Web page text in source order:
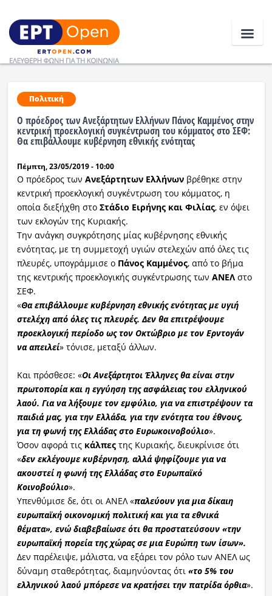
Ειδήσεις
Ελλάδα
Πολιτική
Οικονομία
Αθλητικά
Κόσμος
Ραδιόφωνο
Εκπομπές
Πολιτισμός
Πολιτική
Ο πρόεδρος των Ανεξάρτητων Ελλήνων Πάνος Καμμένος στην
κεντρική προεκλογική συγκέντρωση του κόμματος στο ΣΕΦ:
Θα επιβάλλουμε κυβέρνηση εθνικής ενότητας
Πέμπτη, 23/05/2019 - 10:00
Ο πρόεδρος των Ανεξάρτητων Ελλήνωνβρέθηκε στην
κεντρική προεκλογική συγκέντρωση του κόμματος, η
οποία διεξήχθη στο Στάδιο Ειρήνης και Φιλίας, εν όψει
των εκλογών της Κυριακής.
Την ανάγκη συγκρότησης μίας κυβέρνησης εθνικής
ενότητας, με τη συμμετοχή υγιών στελεχών από όλες τις
πλευρές, υπογράμμισε ο Πάνος Καμμένος, από το βήμα
της κεντρικής προεκλογικής συγκέντρωσης των ΑΝΕΛστο
ΣΕΦ.
«Θα επιβάλλουμε κυβέρνηση εθνικής ενότητας με υγιή
στελέχη από όλες τις πλευρές. Δεν θα επιτρέψουμε
προεκλογική περίοδο ως τον Οκτώβριο με τον Ερντογάν
να απειλεί» τόνισε, μεταξύ άλλων.
Και πρόσθεσε: «Οι Ανεξάρτητοι Έλληνες θα είναι στην
πρωτοπορία και η εγγύηση της ασφάλειας του ελληνικού
λαού. Για να λήξουμε τον εμφύλιο, για να επιστρέψουν τα
παιδιά μας, για την Ελλάδα, για την ενότητα του έθνους,
για τη φωνή της Ελλάδας στο Ευρωκοινοβούλιο».
Όσον αφορά τις κάλπεςτης Κυριακής, διευκρίνισε ότι
«δεν εκλέγουμε κυβέρνηση, αλλά ψηφίζουμε για να
ακουστεί η φωνή της Ελλάδας στο Ευρωπαϊκό
Κοινοβούλιο».
Υπενθύμισε δε, ότι οι ΑΝΕΛ «παλεύουν για μια δίκαιη
ευρωπαϊκή οικονομική πολιτική και για τα εθνικά
θέματα», ενώ διαβεβαίωσε ότι θα προστατεύσουν «την
ευρωπαϊκή πορεία της χώρας σε μια Ευρώπη των ίσων».
Δεν παρέλειψε, μάλιστα, να εξάρει τον ρόλο των ΑΝΕΛ ως
δύναμη σταθερότητας, διαμηνύοντας ότι «το 5% του
ελληνικού λαού μπόρεσε να κρατήσει την πατρίδα όρθια».